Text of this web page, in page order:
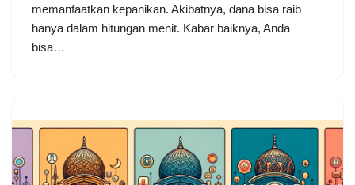
memanfaatkan kepanikan. Akibatnya, dana bisa raib
hanya dalam hitungan menit. Kabar baiknya, Anda
bisa…